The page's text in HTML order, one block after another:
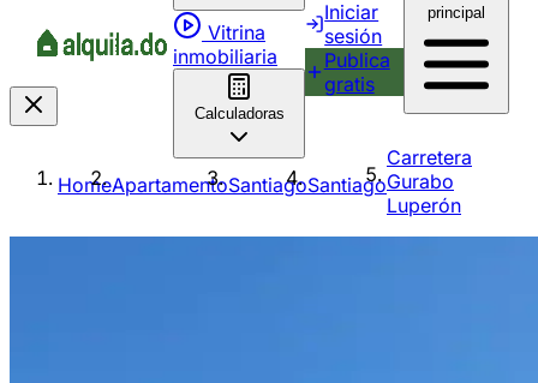
Vitrina
inmobiliaria
Calculadoras
Iniciar
sesión
Publica
gratis
principal
HomeApartamentoSantiagoSantiago
Carretera
Gurabo
Luperón